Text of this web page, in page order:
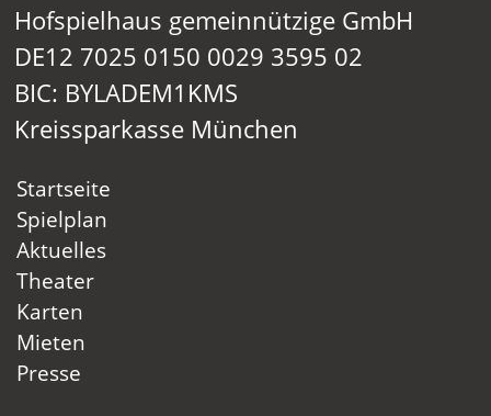
Hofspielhaus gemeinnützige GmbH
DE12 7025 0150 0029 3595 02
BIC: BYLADEM1KMS
Kreissparkasse München
Startseite
Spielplan
Aktuelles
Theater
Karten
Mieten
Presse